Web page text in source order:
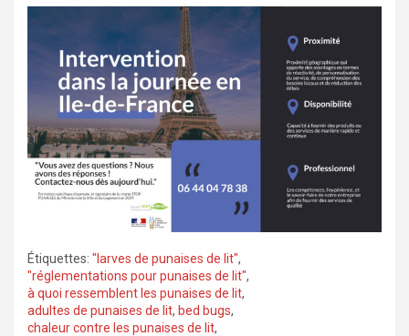
Étiquettes: "larves de punaises de lit",
"réglementations pour punaises de lit",
à quoi ressemblent les punaises de lit,
adultes de punaises de lit, bed bugs,
chaleur contre les punaises de lit,